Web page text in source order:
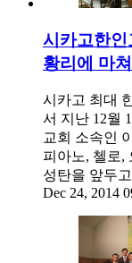
시카고한인
황리에 마
시카고 최대
서 지난 12월
교회 소속인
피아노, 첼로,
성탄을 앞두
Dec 24, 2014